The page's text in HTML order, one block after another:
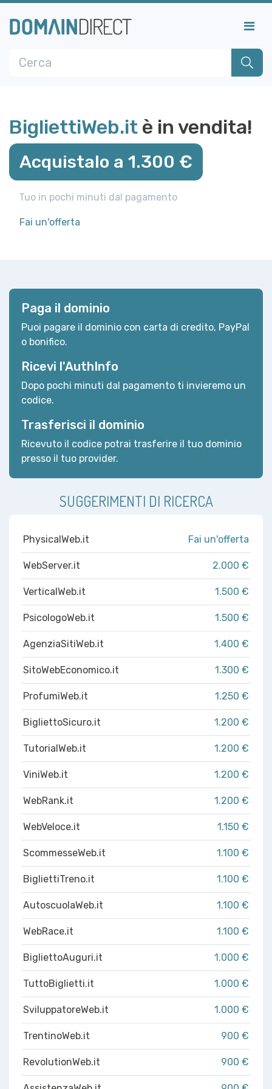
BigliettiWeb.it è in vendita!
Acquistalo a 1.300 €
Tuo in pochi minuti dal pagamento
Fai un'offerta
Paga il dominio
Puoi pagare il dominio con carta di credito, PayPal
o bonifico.
Ricevi l'AuthInfo
Dopo pochi minuti dal pagamento ti invieremo un
codice.
Trasferisci il dominio
Ricevuto il codice potrai trasferire il tuo dominio
presso il tuo provider.
SUGGERIMENTI DI RICERCA
PhysicalWeb.it Fai un'offerta
WebServer.it 2.000 €
VerticalWeb.it 1.500 €
PsicologoWeb.it 1.500 €
AgenziaSitiWeb.it 1.400 €
SitoWebEconomico.it 1.300 €
ProfumiWeb.it 1.250 €
BigliettoSicuro.it 1.200 €
TutorialWeb.it 1.200 €
ViniWeb.it 1.200 €
WebRank.it 1.200 €
WebVeloce.it 1.150 €
ScommesseWeb.it 1.100 €
BigliettiTreno.it 1.100 €
AutoscuolaWeb.it 1.100 €
WebRace.it 1.100 €
BigliettoAuguri.it 1.000 €
TuttoBiglietti.it 1.000 €
SviluppatoreWeb.it 1.000 €
TrentinoWeb.it 900 €
RevolutionWeb.it 900 €